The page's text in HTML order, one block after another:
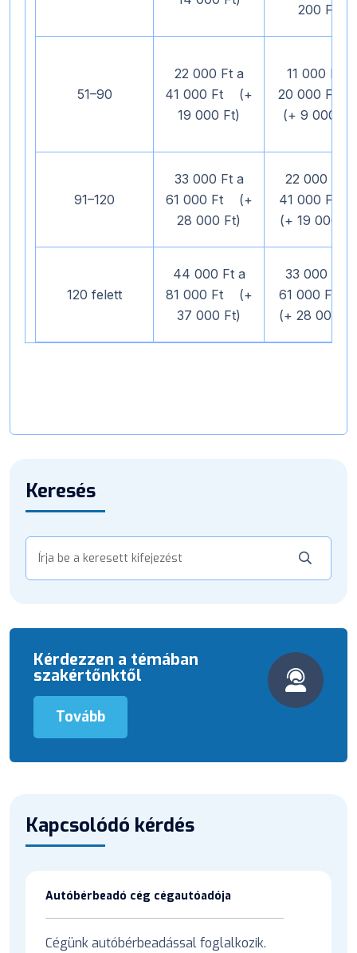
200 Ft)
51–90
22 000 Ft a
41 000 Ft (+
19 000 Ft)
11 000 Ft a
20 000
(+ 9 000 Ft)
91–120
33 000 Ft a
61 000 Ft (+
28 000 Ft)
22 000 Ft a
41 000
(+ 19 000
120 felett
44 000 Ft a
81 000 Ft (+
37 000 Ft)
33 000 Ft a
61 000
(+ 28 000
Keresés
Kérdezzen a témában
szakértőnktől
Tovább
Kapcsolódó kérdés
Autóbérbeadó cég cégautóadója
Cégünk autóbérbeadással foglalkozik.